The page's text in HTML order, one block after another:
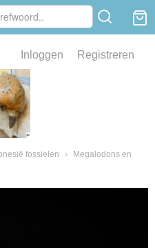
Inloggen Registreren
fossielen ›
Megalodons en